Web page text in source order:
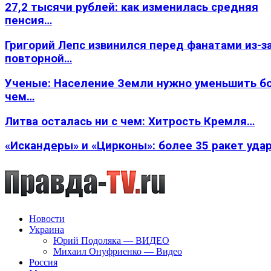
27,2 тысячи рублей: как изменилась средняя
пенсия…
Григорий Лепс извинился перед фанатами из-
повторной…
Ученые: Население Земли нужно уменьшить
чем…
Литва осталась ни с чем: Хитрость Кремля…
«Искандеры» и «Цирконы»: более 35 ракет
Новости
Украина
Юрий Подоляка — ВИДЕО
Михаил Онуфриенко — Видео
Россия